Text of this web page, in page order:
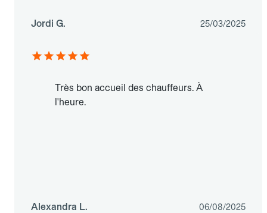
Jordi G. 25/03/2025
Très bon accueil des chauffeurs. À
l'heure.
Alexandra L. 06/08/2025